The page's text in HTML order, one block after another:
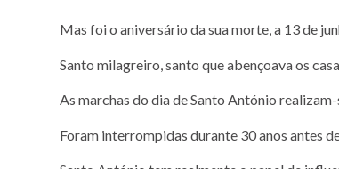
Mas foi o aniversário da sua morte, a 13 de
Santo milagreiro, santo que abençoava os
As marchas do dia de Santo António
Foram interrompidas durante 30 anos antes